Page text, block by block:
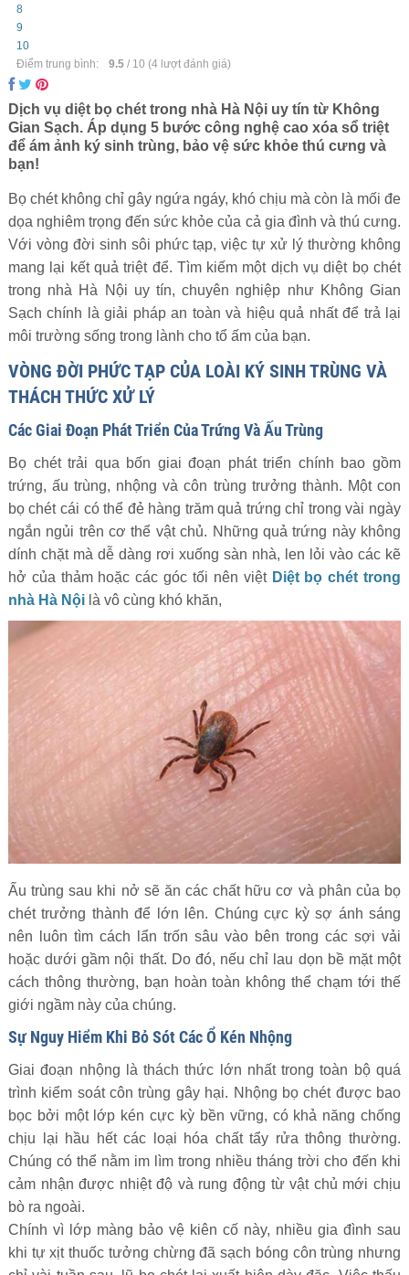
8
9
10
Điểm trung bình:
9.5/ 10 (4lượt đánh giá)
Dịch vụ diệt bọ chét trong nhà Hà Nội uy tín từ Không
Gian Sạch. Áp dụng 5 bước công nghệ cao xóa sổ triệt
để ám ảnh ký sinh trùng, bảo vệ sức khỏe thú cưng và
bạn!
Bọ chét không chỉ gây ngứa ngáy, khó chịu mà còn là mối đe
dọa nghiêm trọng đến sức khỏe của cả gia đình và thú cưng.
Với vòng đời sinh sôi phức tạp, việc tự xử lý thường không
mang lại kết quả triệt để. Tìm kiếm một dịch vụ diệt bọ chét
trong nhà Hà Nội uy tín, chuyên nghiệp như Không Gian
Sạch chính là giải pháp an toàn và hiệu quả nhất để trả lại
môi trường sống trong lành cho tổ ấm của bạn.
VÒNG ĐỜI PHỨC TẠP CỦA LOÀI KÝ SINH TRÙNG VÀ
THÁCH THỨC XỬ LÝ
Các Giai Đoạn Phát Triển Của Trứng Và Ấu Trùng
Bọ chét trải qua bốn giai đoạn phát triển chính bao gồm
trứng, ấu trùng, nhộng và côn trùng trưởng thành. Một con
bọ chét cái có thể đẻ hàng trăm quả trứng chỉ trong vài ngày
ngắn ngủi trên cơ thể vật chủ. Những quả trứng này không
dính chặt mà dễ dàng rơi xuống sàn nhà, len lỏi vào các kẽ
hở của thảm hoặc các góc tối nên việt Diệt bọ chét trong
nhà Hà Nộilà vô cùng khó khăn,
Ấu trùng sau khi nở sẽ ăn các chất hữu cơ và phân của bọ
chét trưởng thành để lớn lên. Chúng cực kỳ sợ ánh sáng
nên luôn tìm cách lẩn trốn sâu vào bên trong các sợi vải
hoặc dưới gầm nội thất. Do đó, nếu chỉ lau dọn bề mặt một
cách thông thường, bạn hoàn toàn không thể chạm tới thế
giới ngầm này của chúng.
Sự Nguy Hiểm Khi Bỏ Sót Các Ổ Kén Nhộng
Giai đoạn nhộng là thách thức lớn nhất trong toàn bộ quá
trình kiểm soát côn trùng gây hại. Nhộng bọ chét được bao
bọc bởi một lớp kén cực kỳ bền vững, có khả năng chống
chịu lại hầu hết các loại hóa chất tẩy rửa thông thường.
Chúng có thể nằm im lìm trong nhiều tháng trời cho đến khi
cảm nhận được nhiệt độ và rung động từ vật chủ mới chịu
bò ra ngoài.
Chính vì lớp màng bảo vệ kiên cố này, nhiều gia đình sau
khi tự xịt thuốc tưởng chừng đã sạch bóng côn trùng nhưng